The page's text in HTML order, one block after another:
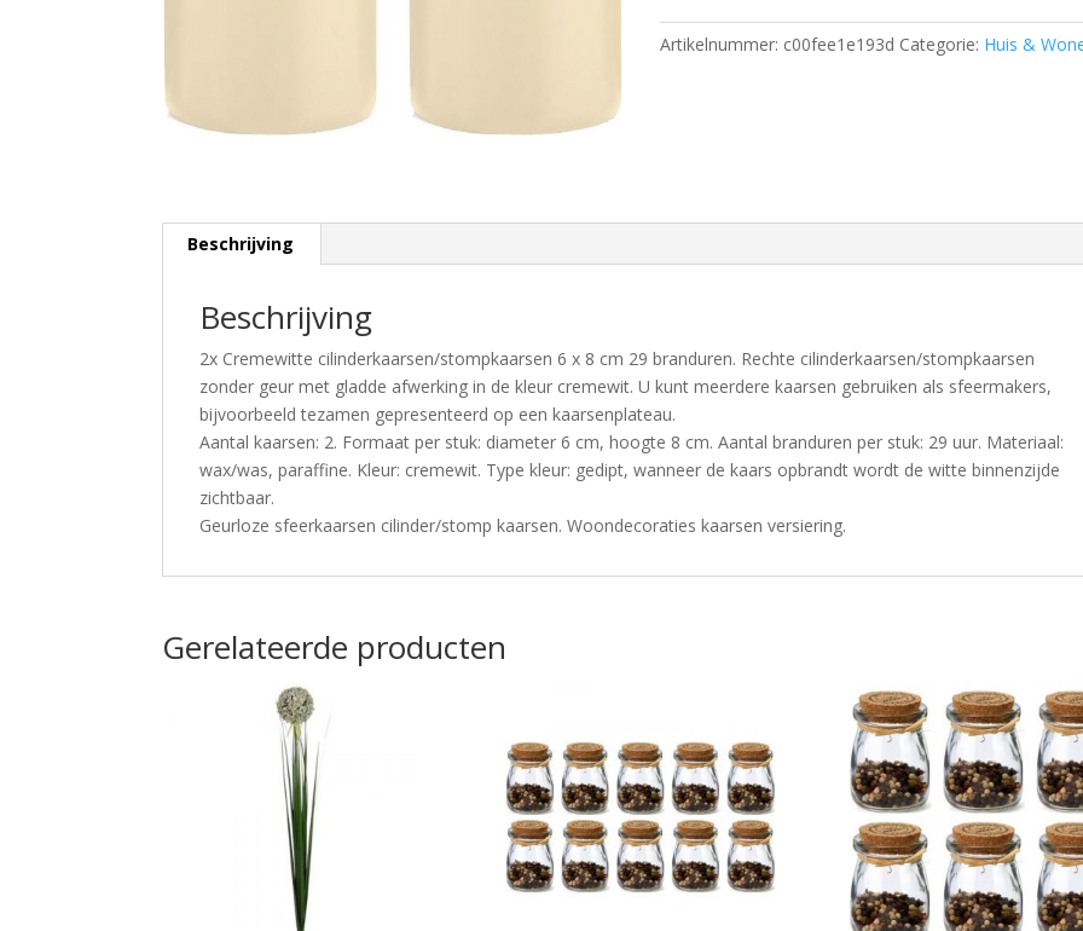
Artikelnummer: c00fee1e193d Categorie: Huis &
Beschrijving
Beschrijving
2x Cremewitte cilinderkaarsen/stompkaarsen 6 x 8 cm 29 branduren. Rechte cilinderkaarsen/stompkaarsen
zonder geur met gladde afwerking in de kleur cremewit. U kunt meerdere kaarsen gebruiken als sfeermakers,
bijvoorbeeld tezamen gepresenteerd op een kaarsenplateau.
Aantal kaarsen: 2. Formaat per stuk: diameter 6 cm, hoogte 8 cm. Aantal branduren per stuk: 29 uur. Materiaal:
wax/was, paraffine. Kleur: cremewit. Type kleur: gedipt, wanneer de kaars opbrandt wordt de witte binnenzijde
zichtbaar.
Geurloze sfeerkaarsen cilinder/stomp kaarsen. Woondecoraties kaarsen versiering.
Gerelateerde producten